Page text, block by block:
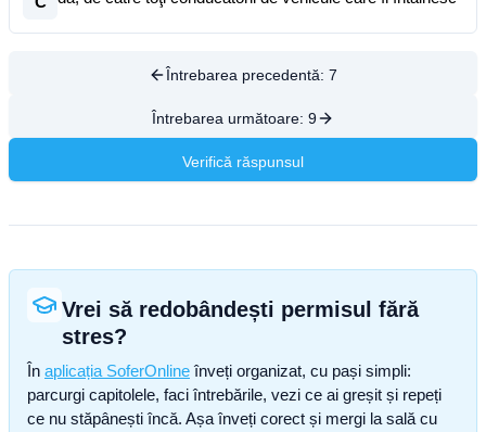
Întrebarea precedentă: 7
Întrebarea următoare: 9
Verifică răspunsul
Vrei să redobândești permisul fără
stres?
În aplicația SoferOnline înveți organizat, cu pași simpli:
parcurgi capitolele, faci întrebările, vezi ce ai greșit și repeți
ce nu stăpânești încă. Așa înveți corect și mergi la sală cu